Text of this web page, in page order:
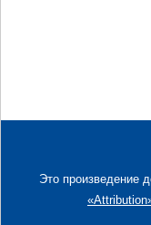
Это произведение